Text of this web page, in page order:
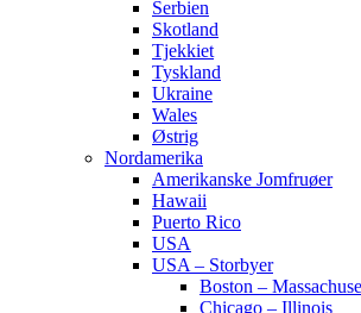
Serbien
Skotland
Tjekkiet
Tyskland
Ukraine
Wales
Østrig
Nordamerika
Amerikanske Jomfruøer
Hawaii
Puerto Rico
USA
USA – Storbyer
Boston –
Chicago – Illinois